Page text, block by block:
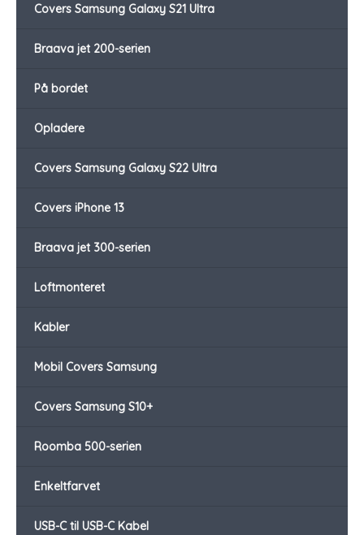
Covers Samsung Galaxy S21 Ultra
Braava jet 200-serien
På bordet
Opladere
Covers Samsung Galaxy S22 Ultra
Covers iPhone 13
Braava jet 300-serien
Loftmonteret
Kabler
Mobil Covers Samsung
Covers Samsung S10+
Roomba 500-serien
Enkeltfarvet
USB-C til USB-C Kabel